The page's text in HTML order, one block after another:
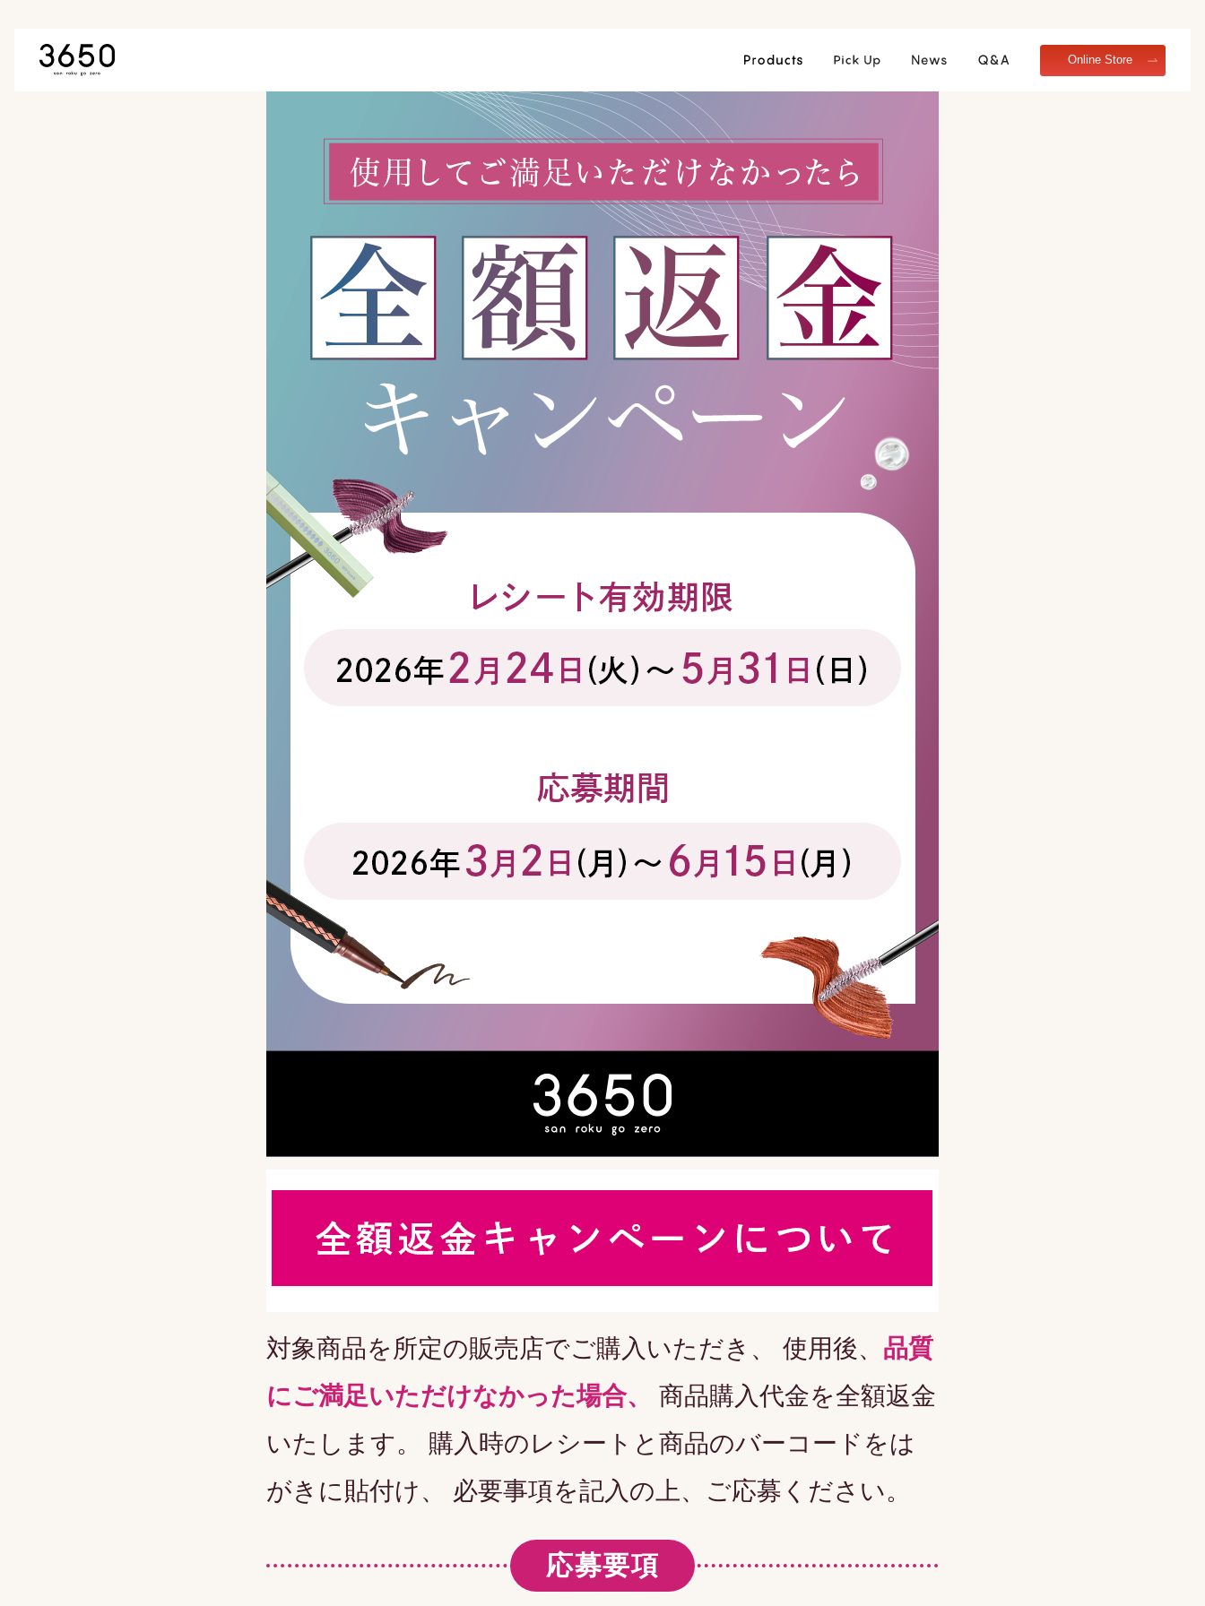
Online Store
対象商品を所定の販売店でご購入いただき、 使用後、 品質
にご満足いただけなかった場合、
商品購入代金を全額返金
いたします。 購入時のレシートと商品のバーコードをは
がきに貼付け、 必要事項を記入の上、ご応募ください。
応募要項